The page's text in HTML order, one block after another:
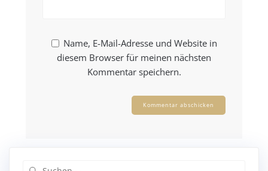
Name, E-Mail-Adresse und Website in
diesem Browser für meinen nächsten
Kommentar speichern.